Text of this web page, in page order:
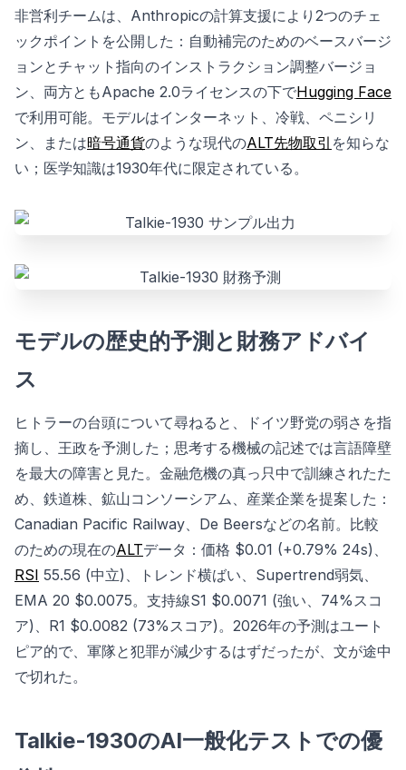
非営利チームは、Anthropicの計算支援により2つのチェ
ックポイントを公開した：自動補完のためのベースバージ
ョンとチャット指向のインストラクション調整バージョ
ン、両方ともApache 2.0ライセンスの下でHugging Face
で利用可能。モデルはインターネット、冷戦、ペニシリ
ン、または暗号通貨のような現代のALT先物取引 を知らな
い；医学知識は1930年代に限定されている。
モデルの歴史的予測と財務アドバイ
ス
ヒトラーの台頭について尋ねると、ドイツ野党の弱さを指
摘し、王政を予測した；思考する機械の記述では言語障壁
を最大の障害と見た。金融危機の真っ只中で訓練されたた
め、鉄道株、鉱山コンソーシアム、産業企業を提案した：
Canadian Pacific Railway、De Beersなどの名前。比較
のための現在のALTデータ：価格 $0.01 (+0.79% 24s)、
RSI 55.56 (中立)、トレンド横ばい、Supertrend弱気、
EMA 20 $0.0075。支持線S1 $0.0071 (強い、74%スコ
ア)、R1 $0.0082 (73%スコア)。2026年の予測はユート
ピア的で、軍隊と犯罪が減少するはずだったが、文が途中
で切れた。
Talkie-1930のAI一般化テストでの優